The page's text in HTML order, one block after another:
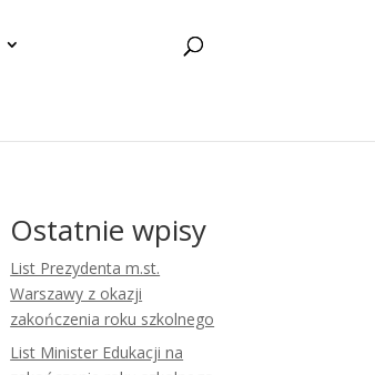
Ostatnie wpisy
List Prezydenta m.st.
Warszawy z okazji
zakończenia roku szkolnego
List Minister Edukacji na